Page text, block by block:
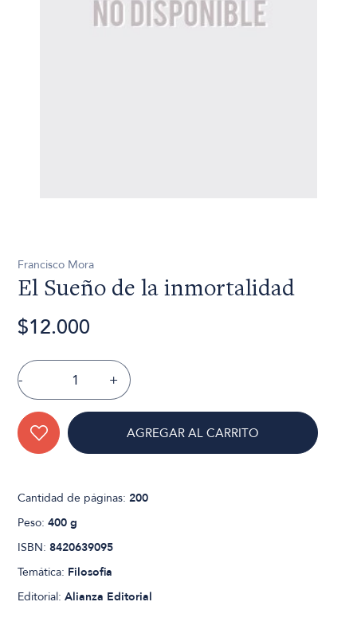
Francisco Mora
El Sueño de la inmortalidad
$12.000
- +
AGREGAR AL CARRITO
Cantidad de páginas:200
Peso:400 g
ISBN:8420639095
Temática: Filosofia
Editorial:Alianza Editorial